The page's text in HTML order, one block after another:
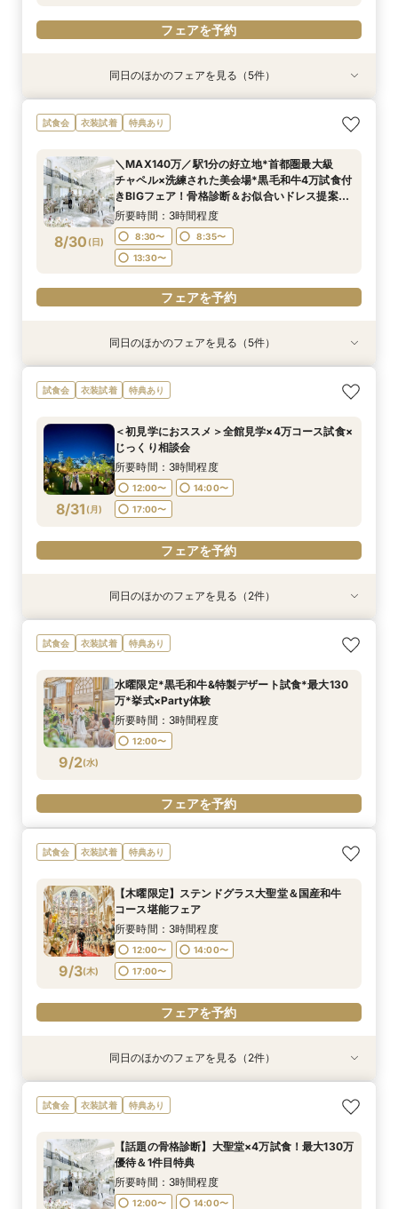
フェアを予約
衣装試着 特典あり
8/29(土)
【歴史感じる本格大聖堂×洗練された美食】黒毛
和牛4万試食で美食を確認！骨格診断＆お似合い
所要時間：3時間程度
8:30〜
8:35〜
13:30〜
フェアを予約
衣装試着 特典あり
8/29(土)
《唯一無二の記憶に残るチャペル演出》ドレス映
え抜群の大聖堂で感動の挙式体験！骨格診断＆お
堪能＊
所要時間：3時間程度
8:35〜
フェアを予約
衣装試着 特典あり
8/29(土)
＜初見学に◎＞じっくり相談会×大聖堂×上質会
場×絶品4万試食付きBIGフェア
8:30〜
8:35〜
13:30〜
フェアを予約
衣装試着 特典あり
8/29(土)
＜料理重視の方へ◎＞こだわり抜いた記憶に残る
美食体験◇黒毛和牛4万試食付き！骨格診断＆お
所要時間：3時間程度
8:30〜
8:35〜
13:30〜
フェアを予約
衣装試着 特典あり
8/29(土)
トレンド花嫁に◎SNSで話題の最新マッピング演
出*絶品4万試食付きBIGフェア
8:30〜
8:35〜
13:30〜
フェアを予約
同日のほかのフェアを見る（5件）
試食会 衣装試着 特典あり
8/30 (日)
＼MAX140万／駅1分の好立地*首都圏最大級
チャペル×洗練された美会場*黒毛和牛4万試食付
きBIGフェア！骨格診断＆お似合いドレス提案
も！
所要時間：3時間程度
8:30〜
8:35〜
13:30〜
フェアを予約
衣装試着 特典あり
8/30(日)
【歴史感じる本格大聖堂×洗練された美食】黒毛
和牛4万試食で美食を確認！骨格診断＆お似合い
所要時間：3時間程度
13:30〜
フェアを予約
衣装試着 特典あり
8/30(日)
＜初見学に◎＞じっくり相談会×大聖堂×上質会
場×絶品4万試食付きBIGフェア
8:30〜
13:30〜
フェアを予約
衣装試着 特典あり
8/30(日)
＜料理重視の方へ◎＞こだわり抜いた記憶に残る
美食体験◇黒毛和牛4万試食付き！骨格診断＆お
所要時間：3時間程度
13:30〜
フェアを予約
衣装試着 特典あり
8/30(日)
トレンド花嫁に◎SNSで話題の最新マッピング演
出*絶品4万試食付きBIGフェア
8:30〜
13:30〜
フェアを予約
衣装試着 特典あり
8/30(日)
初見学に◎《東京を一望！地上55ｍのルーフトッ
プ》都心とは思えない開放感を体感◆黒毛和牛4
所要時間：3時間程度
フェアを予約
同日のほかのフェアを見る（5件）
試食会 衣装試着 特典あり
8/31 (月)
＜初見学におススメ＞全館見学×4万コース試食×
じっくり相談会
所要時間：3時間程度
12:00〜
14:00〜
17:00〜
フェアを予約
衣装試着 特典あり
8/31(月)
【話題の骨格診断】大聖堂×4万試食！最大130万
優待＆1件目特典
12:00〜
14:00〜
17:00〜
特典あり
8/31(月)
【LGBTQカップル様へ】ふたりで選ぶ、ふたり
の形◇LGBT検定取得の専属スタッフがご案内◇
所要時間：3時間程度
17:00〜
同日のほかのフェアを見る（2件）
試食会 衣装試着 特典あり
9/2(水)
水曜限定*黒毛和牛&特製デザート試食*最大130
万*挙式×Party体験
所要時間：3時間程度
12:00〜
フェアを予約
試食会 衣装試着 特典あり
9/3(木)
【木曜限定】ステンドグラス大聖堂＆国産和牛
コース堪能フェア
所要時間：3時間程度
12:00〜
14:00〜
17:00〜
フェアを予約
衣装試着 特典あり
9/3(木)
＜初見学におススメ＞全館見学×4万コース試食×
じっくり相談会
12:00〜
14:00〜
17:00〜
特典あり
9/3(木)
【LGBTQカップル様へ】ふたりで選ぶ、ふたり
の形◇LGBT検定取得の専属スタッフがご案内◇
所要時間：3時間程度
17:00〜
同日のほかのフェアを見る（2件）
試食会 衣装試着 特典あり
【話題の骨格診断】大聖堂×4万試食！最大130万
優待＆1件目特典
所要時間：3時間程度
12:00〜
14:00〜